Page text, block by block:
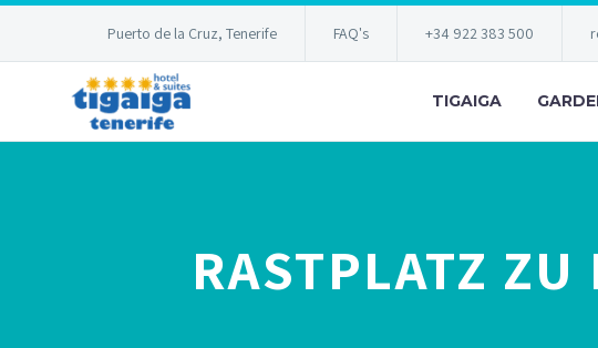
Puerto de la Cruz, Tenerife FAQ's +34 922 383 500
TIGAIGA
RASTPLATZ